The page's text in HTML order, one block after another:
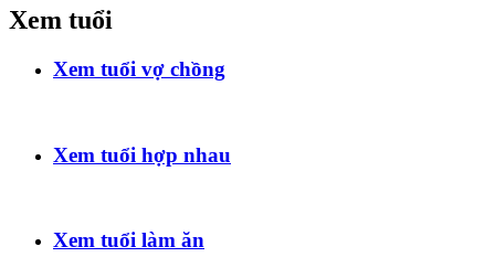
Xem tuổi
Xem tuổi vợ chồng
Xem tuổi hợp nhau
Xem tuổi làm ăn